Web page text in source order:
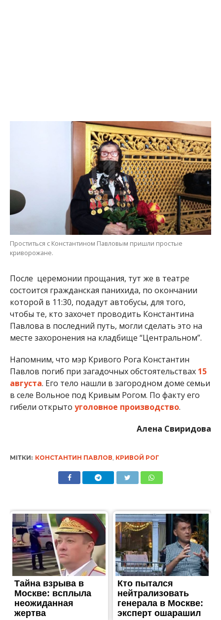
Проститься с Константином Павловым пришли простые
криворожане.
После церемонии прощания, тут же в театре
состоится гражданская панихида, по окончании
которой в 11:30, подадут автобусы, для того,
чтобы те, кто захочет проводить Константина
Павлова в последний путь, могли сделать это на
месте захоронения на кладбище “Центральном”.
Напомним, что мэр Кривого Рога Константин
Павлов погиб при загадочных обстоятельствах 15
августа. Его тело нашли в загородном доме семьи
в селе Вольное под Кривым Рогом. По факту его
гибели открыто уголовное производство.
Алена Свиридова
МІТКИ: КОНСТАНТИН ПАВЛОВ, КРИВОЙ РОГ